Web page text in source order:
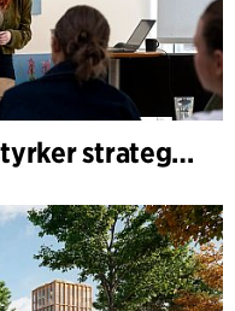
C.F. Møller Architects styrker strategisk rådgivning i tidlige faser